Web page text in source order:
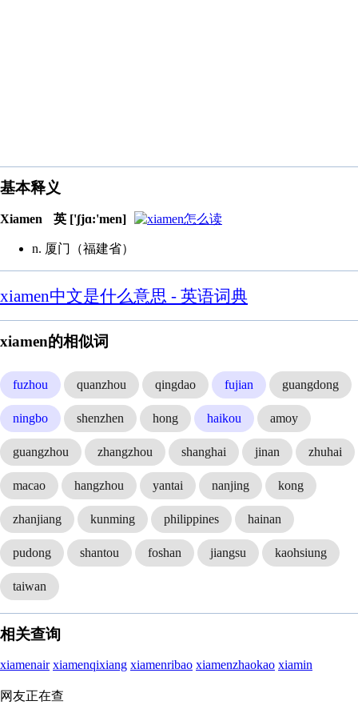
基本释义
Xiamen 英 ['ʃjɑ:'men]
n. 厦门（福建省）
xiamen中文是什么意思 - 英语词典
xiamen的相似词
fuzhou quanzhou qingdao fujian guangdong
ningbo shenzhen hong haikou amoy
guangzhou zhangzhou shanghai jinan zhuhai
macao hangzhou yantai nanjing kong
zhanjiang kunming philippines hainan
pudong shantou foshan jiangsu kaohsiung
taiwan
相关查询
xiamenair xiamenqixiang xiamenribao xiamenzhaokao xiamin
网友正在查